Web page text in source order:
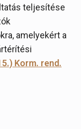
teljesítése
amelyekért a
Korm. rend.